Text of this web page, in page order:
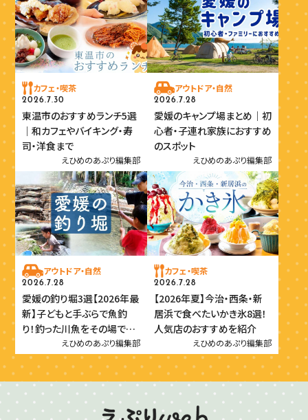
カフェ・喫茶
2026.7.30
東温市のおすすめランチ5選
｜和カフェやバイキング・寿
司・洋食まで
えひめのあぷり編集部
アウトドア・自然
2026.7.28
愛媛のキャンプ場まとめ｜初
心者・子連れ家族におすすめ
のスポット
えひめのあぷり編集部
アウトドア・自然
2026.7.28
愛媛の釣り堀3選【2026年最
新】子どもと手ぶらで魚釣
り！釣った川魚をその場で味
えひめのあぷり編集部
カフェ・喫茶
2026.7.28
【2026年夏】今治・西条・新
居浜で食べたいかき氷8選！
人気店のおすすめを紹介
えひめのあぷり編集部